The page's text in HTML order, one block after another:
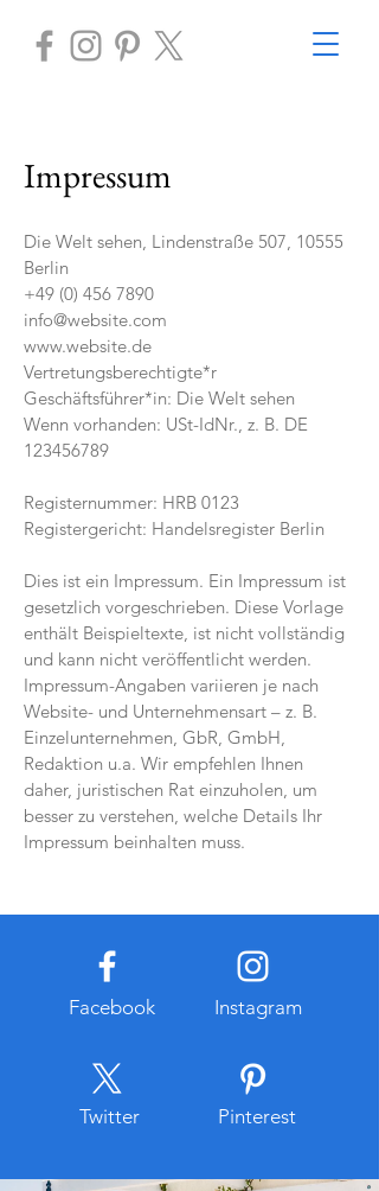
Impressum
Die Welt sehen, Lindenstraße 507, 10555
Berlin
+49 (0) 456 7890
info@website.com
www.website.de
Vertretungsberechtigte*r
Geschäftsführer*in: Die Welt sehen
Wenn vorhanden: USt-IdNr., z. B. DE
123456789
Registernummer: HRB 0123
Registergericht: Handelsregister Berlin
Dies ist ein Impressum. Ein Impressum ist
gesetzlich vorgeschrieben. Diese Vorlage
enthält Beispieltexte, ist nicht vollständig
und kann nicht veröffentlicht werden.
Impressum-Angaben variieren je nach
Website- und Unternehmensart – z. B.
Einzelunternehmen, GbR, GmbH,
Redaktion u.a. Wir empfehlen Ihnen
daher, juristischen Rat einzuholen, um
besser zu verstehen, welche Details Ihr
Impressum beinhalten muss.
Facebook
Twitter
Instagram
Pinterest